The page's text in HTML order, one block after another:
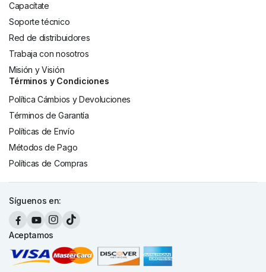
Capacítate
Soporte técnico
Red de distribuidores
Trabaja con nosotros
Misión y Visión
Términos y Condiciones
Política Cámbios y Devoluciones
Términos de Garantía
Políticas de Envío
Métodos de Pago
Políticas de Compras
Síguenos en:
Aceptamos